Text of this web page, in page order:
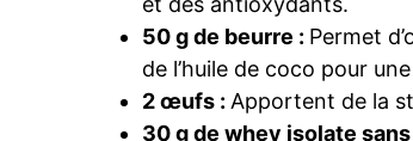
50 g de beurre : Permet
de l’huile de coco pour
2 œufs : Apportent de la
30 g de whey isolate